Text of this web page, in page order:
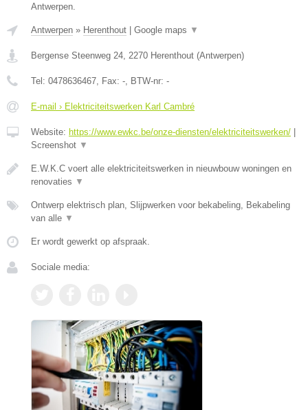
Antwerpen.
Antwerpen » Herenthout Google maps ▼
Bergense Steenweg 24, 2270 Herenthout (Antwerpen)
Tel: 0478636467, Fax: -, BTW-nr: -
E-mail › Elektriciteitswerken Karl Cambré
Website: https://www.ewkc.be/onze-diensten/elektriciteitswerken/
Screenshot ▼
E.W.K.C voert alle elektriciteitswerken in nieuwbouw woningen en
renovaties ▼
Ontwerp elektrisch plan, Slijpwerken voor bekabeling, Bekabeling
van alle ▼
Er wordt gewerkt op afspraak.
Sociale media: